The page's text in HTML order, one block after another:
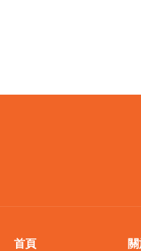
首頁